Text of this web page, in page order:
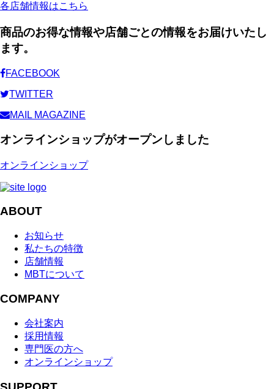
各店舗情報はこちら
商品のお得な情報や店舗ごとの情報をお届けいたし
ます。
FACEBOOK
TWITTER
MAIL MAGAZINE
オンラインショップがオープンしました
オンラインショップ
ABOUT
お知らせ
私たちの特徴
店舗情報
MBTについて
COMPANY
会社案内
採用情報
専門医の方へ
オンラインショップ